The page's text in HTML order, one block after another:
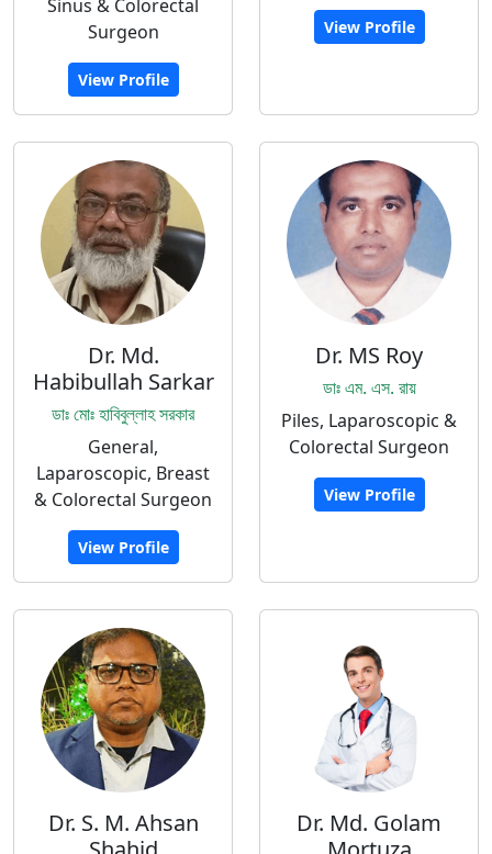
Sinus & Colorectal
Surgeon
View Profile
View Profile
Dr. Md.
Habibullah Sarkar
ডাঃ মোঃ হাবিবুল্লাহ সরকার
General,
Laparoscopic, Breast
& Colorectal Surgeon
View Profile
Dr. MS Roy
ডাঃ এম. এস. রায়
Piles, Laparoscopic &
Colorectal Surgeon
View Profile
Dr. S. M. Ahsan
Dr. Md. Golam